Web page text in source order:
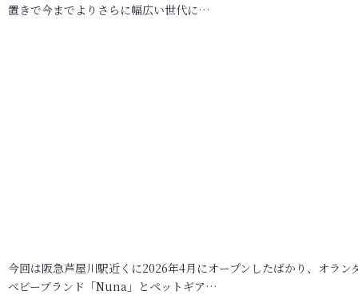
置きで今までよりさらに幅広い世代に…
今回は阪急芦屋川駅近くに2026年4月にオープンしたばかり、オラン
ベビーブランド「Nuna」とペットギア…